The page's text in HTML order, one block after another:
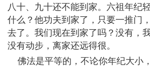
八十、九十还不能到家。六祖年纪
什么？他功夫到家了，只要一推门
去了。我们现在到家了吗？没有，
没有动步，离家还远得很。
佛法是平等的，不论你年纪大小